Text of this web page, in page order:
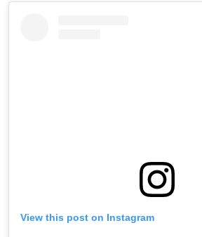
View this post on Instagram